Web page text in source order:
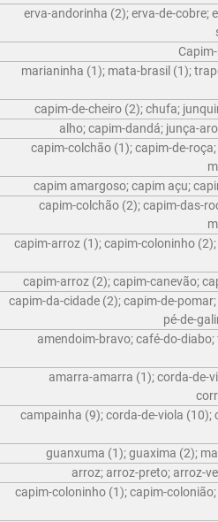
erva-andorinha (2); erva-de-cobre;
marianinha (1); mata-brasil (1);
capim-de-cheiro (2); chufa;
alho; capim-dandá; junça-
capim-colchão (1); capim-de-
capim amargoso; capim açu;
capim-colchão (2); capim-das-
capim-arroz (1); capim-coloninho
capim-arroz (2); capim-canevão;
capim-da-cidade (2); capim-de-
pé-de-
amendoim-bravo; café-do-diabo;
amarra-amarra (1); corda-de-
campainha (9); corda-de-viola (10);
guanxuma (1); guaxima (2);
arroz; arroz-preto; arroz-
capim-coloninho (1); capim-